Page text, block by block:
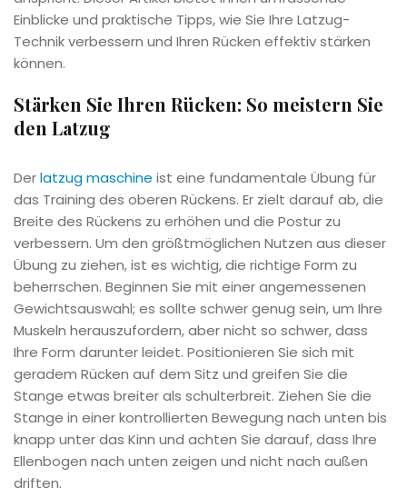
Einblicke und praktische Tipps, wie Sie Ihre Latzug-
Technik verbessern und Ihren Rücken effektiv stärken
können.
Stärken Sie Ihren Rücken: So meistern Sie
den Latzug
Derlatzug maschine ist eine fundamentale Übung für
das Training des oberen Rückens. Er zielt darauf ab, die
Breite des Rückens zu erhöhen und die Postur zu
verbessern. Um den größtmöglichen Nutzen aus dieser
Übung zu ziehen, ist es wichtig, die richtige Form zu
beherrschen. Beginnen Sie mit einer angemessenen
Gewichtsauswahl; es sollte schwer genug sein, um Ihre
Muskeln herauszufordern, aber nicht so schwer, dass
Ihre Form darunter leidet. Positionieren Sie sich mit
geradem Rücken auf dem Sitz und greifen Sie die
Stange etwas breiter als schulterbreit. Ziehen Sie die
Stange in einer kontrollierten Bewegung nach unten bis
knapp unter das Kinn und achten Sie darauf, dass Ihre
Ellenbogen nach unten zeigen und nicht nach außen
driften.